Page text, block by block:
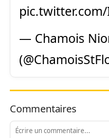
pic.twitter.com/
— Chamois
Commentaires